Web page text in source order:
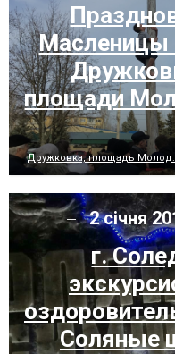
Масленицы
площади
Дружковка, площадь
2 січня
г.
Соляные